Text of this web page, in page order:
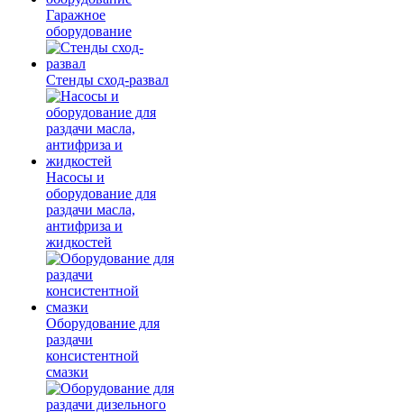
Гаражное
оборудование
Стенды сход-развал
Насосы и
оборудование для
раздачи масла,
антифриза и
жидкостей
Оборудование для
раздачи
консистентной
смазки